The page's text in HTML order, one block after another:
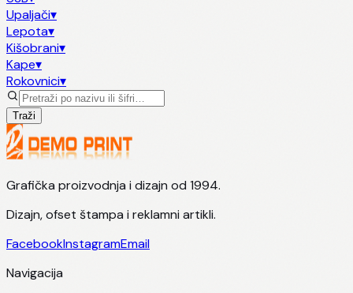
Upaljači▾
Lepota▾
Kišobrani▾
Kape▾
Rokovnici▾
Traži
Grafička proizvodnja i dizajn od 1994.
Dizajn, ofset štampa i reklamni artikli.
FacebookInstagramEmail
Navigacija